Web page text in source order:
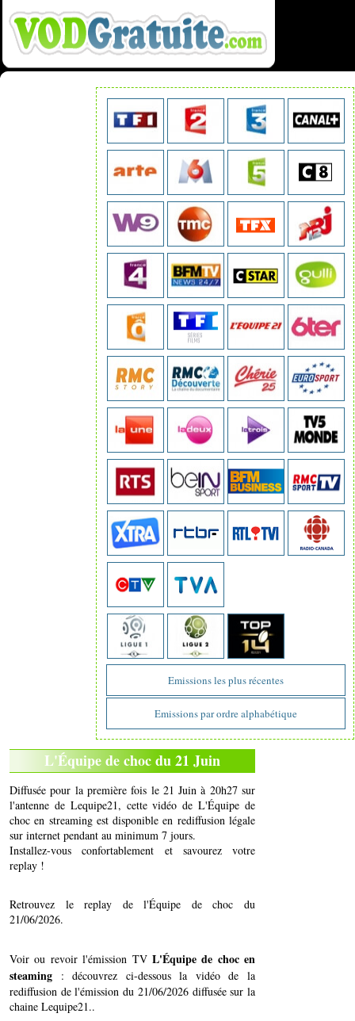
Emissions les plus récentes
Emissions par ordre alphabétique
L'Équipe de choc du 21 Juin
Diffusée pour la première fois le 21 Juin à 20h27 sur
l'antenne de Lequipe21, cette vidéo de L'Équipe de
choc en streaming est disponible en rediffusion légale
sur internet pendant au minimum 7 jours.
Installez-vous confortablement et savourez votre
replay !
Retrouvez le replay de l'Équipe de choc du
21/06/2026.
Voir ou revoir l'émission TV L'Équipe de choc en
steaming : découvrez ci-dessous la vidéo de la
rediffusion de l'émission du 21/06/2026 diffusée sur la
chaine Lequipe21..